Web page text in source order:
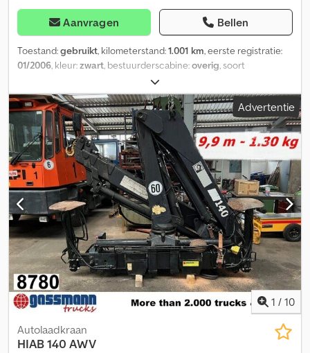
Aanvragen Bellen
Toestand:gebruikt, kilometerstand:1.001 km, eerste registratie:
01/2006, kleur:zwart, bestuurderscabine:overig, soort
, Bouwjaar:2006
vergrendeling, kraan, Voertuiglocatie: Bovenden, noodstop,
grijperbesturing, opvouwbaar, hydraulische 2-punts steun,
radiografische afstandsbediening, 5x hydraulische uitschuifdelen
Opbouw: 220 C-5 met 5 hydraulische uitschuifdelen,
grijperbesturing en radiografische bediening (Remote-Control)
Cedpfxszfqqhs Aa Toha Lastdiagram: 3,5 m 5.400 kg, 4,5 m 4.300 kg,
6,1 m 3.100 kg, 7,9 m 2.300 kg, 9,8 m 1.820 kg, 11,9 m 1.460 kg, 14,1 m
1.200 kg, 14,5 m 1.100 kg ACCESSOIRE-INFORMATIE ZONDER
GARANTIE, wijzigingen, tussentijdse verkoop en fouten
voorbehouden!
Advertentie
1 / 10
Autolaadkraan
HIAB140 AWV